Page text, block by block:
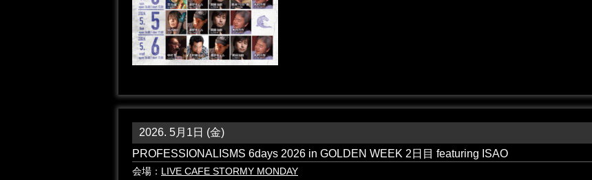
2026. 5月1日 (金)
PROFESSIONALISMS 6days 2026 in GOLDEN WEEK 2日目 featuring ISAO
会場： LIVE CAFE STORMY MONDAY